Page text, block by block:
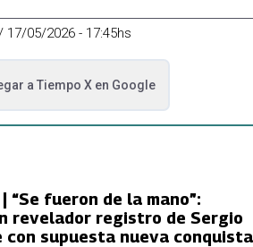
17/05/2026 - 17:45hs
a Tiempo Xen Google
pestaña
| “Se fueron de la mano”:
revelador registro de Sergio
con supuesta nueva conquista